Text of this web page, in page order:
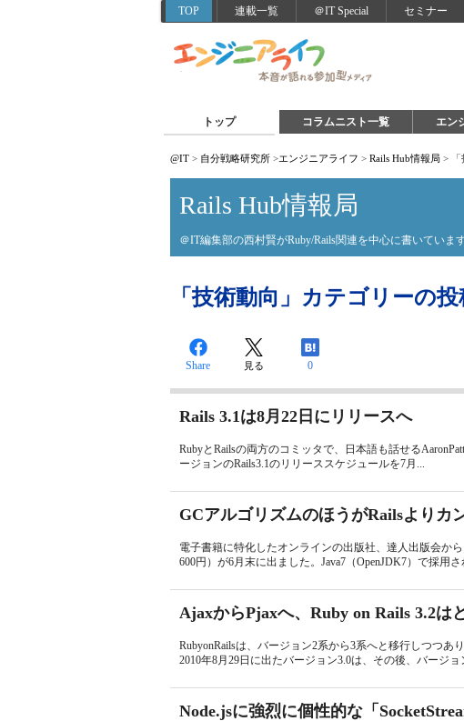
TOP 連載一覧 ＠IT Special セミナー
トップ コラムニスト一覧 エン
@IT > 自分戦略研究所 >エンジニアライフ > Rails Hub情報局 >
Rails Hub情報局
＠IT編集部の西村賢がRuby/Rails関連を中心に書いています
「技術動向」カテゴリーの投
Share 見る 0
Rails 3.1は8月22日にリリースへ
RubyとRailsの両方のコミッタで、日本語も話せる
ージョンのRails3.1のリリーススケジュールを7月...
GCアルゴリズムのほうがRailsよりカ
電子書籍に特化したオンラインの出版社、達人出版会か
600円）が6月末に出ました。Java7（OpenJDK7）で採用
AjaxからPjaxへ、Ruby on Rails 3.2は
RubyonRailsは、バージョン2系から3系へと移行しつつあ
2010年8月29日に出たバージョン3.0は、その後、バージョ
Node.jsに強烈に個性的な「